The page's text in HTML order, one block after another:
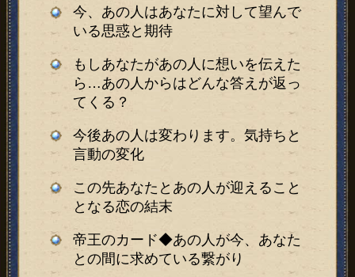
今、あの人はあなたに対して望んで
いる思惑と期待
もしあなたがあの人に想いを伝えた
ら…あの人からはどんな答えが返っ
てくる？
今後あの人は変わります。気持ちと
言動の変化
この先あなたとあの人が迎えること
となる恋の結末
帝王のカード◆あの人が今、あなた
との間に求めている繋がり